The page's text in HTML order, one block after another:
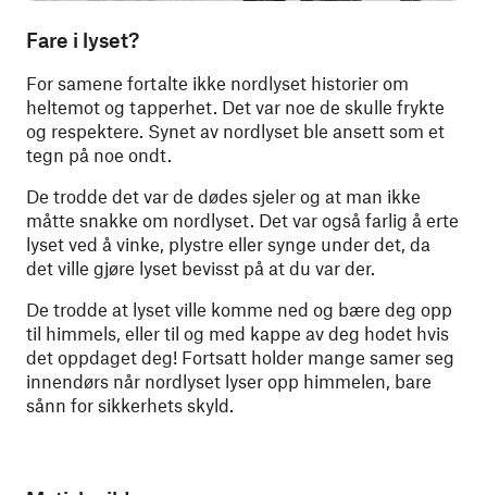
Fare i lyset?
For samene fortalte ikke nordlyset historier om
heltemot og tapperhet. Det var noe de skulle frykte
og respektere. Synet av nordlyset ble ansett som et
tegn på noe ondt.
De trodde det var de dødes sjeler og at man ikke
måtte snakke om nordlyset. Det var også farlig å erte
lyset ved å vinke, plystre eller synge under det, da
det ville gjøre lyset bevisst på at du var der.
De trodde at lyset ville komme ned og bære deg opp
til himmels, eller til og med kappe av deg hodet hvis
det oppdaget deg! Fortsatt holder mange samer seg
innendørs når nordlyset lyser opp himmelen, bare
sånn for sikkerhets skyld.